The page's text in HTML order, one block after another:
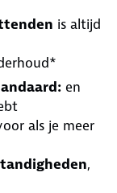
is altijd
en
als je meer
,